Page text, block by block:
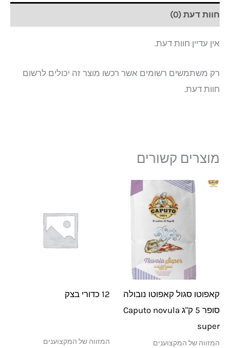
חוות דעת (0)
אין עדיין חוות דעת.
רק משתמשים רשומים אשר רכשו מוצר זה יכולים לרשום
חוות דעת.
מוצרים קשורים
קאפוטו סגול קאפוטו נובולה
סופר 5 ק"ג Caputo novula
super
המזווה של המקצוענים
12 כדורי בצק
המזווה של המקצוענים